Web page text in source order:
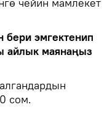
чейин мамлекет
эмгектенип
айлык маянаңыз
сом.